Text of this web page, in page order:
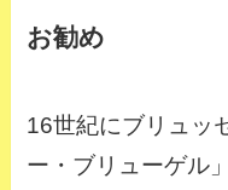
お勧め
16世紀にブリュッ
ー・ブリューゲル